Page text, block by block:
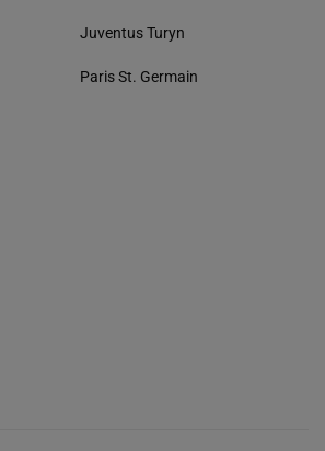
Juventus Turyn
Paris St. Germain